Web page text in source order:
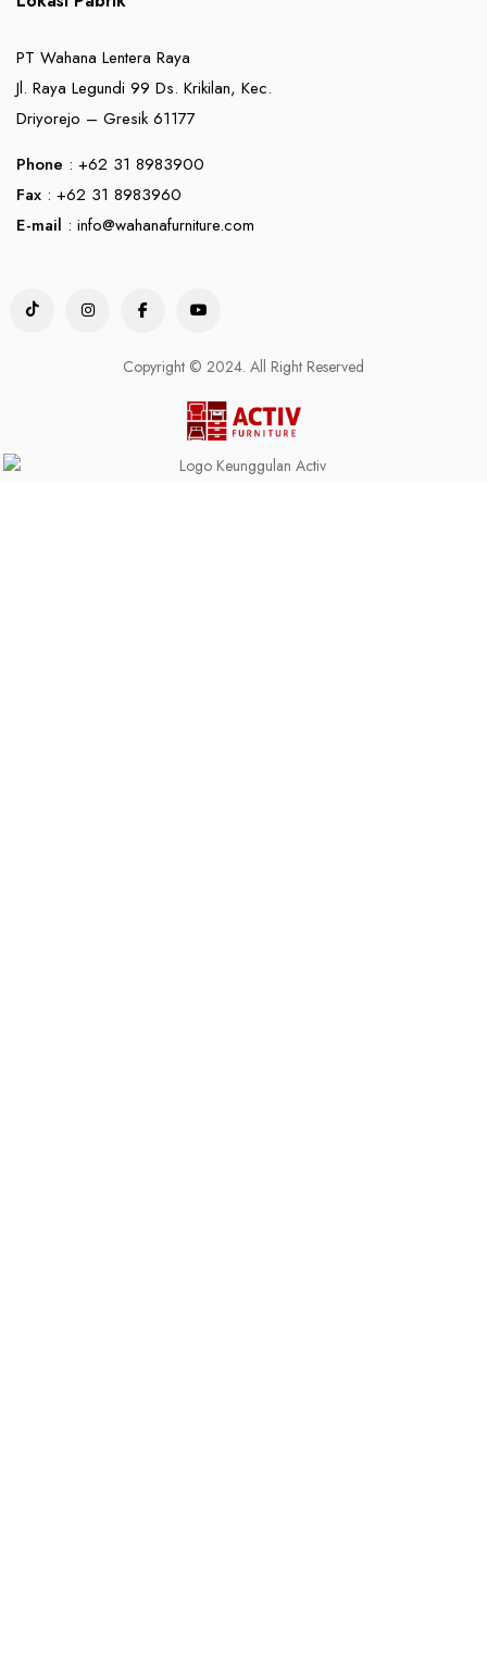
PT Wahana Lentera Raya
Jl. Raya Legundi 99 Ds. Krikilan, Kec.
Driyorejo – Gresik 61177
Phone : +62 31 8983900
Fax : +62 31 8983960
E-mail : info@wahanafurniture.com
Copyright © 2024. All Right Reserved